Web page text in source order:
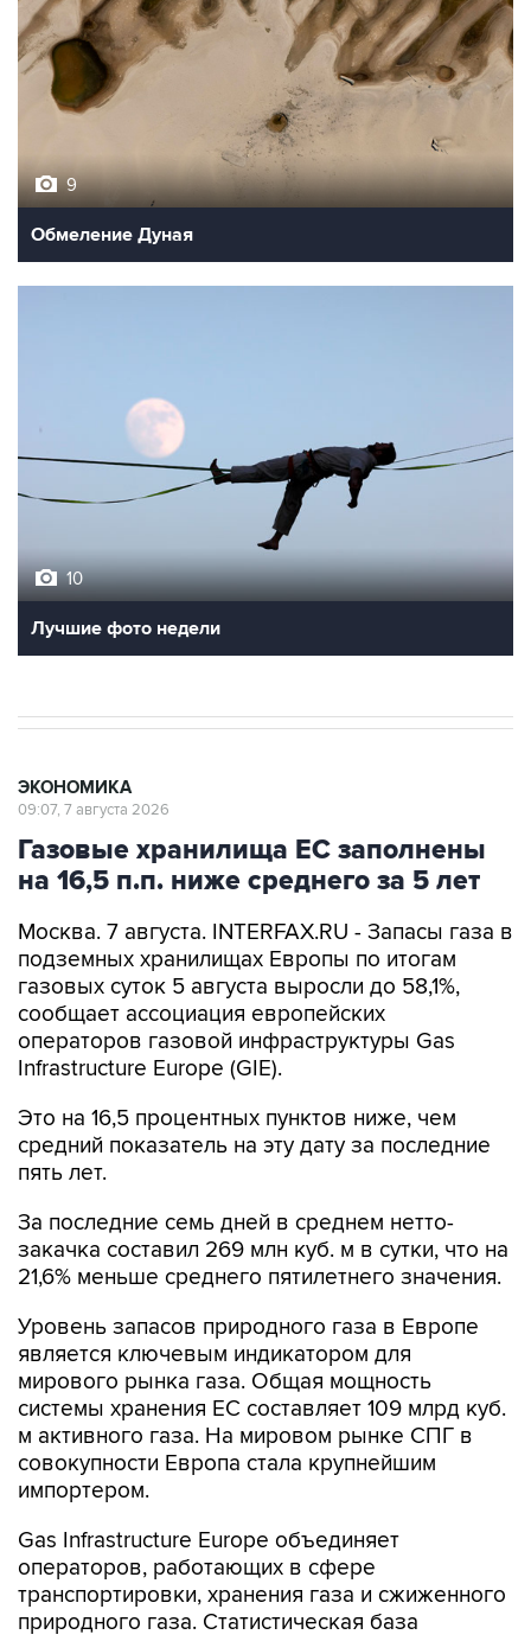
9
Обмеление Дуная
10
Лучшие фото недели
ЭКОНОМИКА
09:07, 7 августа 2026
Газовые хранилища ЕС заполнены
на 16,5 п.п. ниже среднего за 5 лет
Москва. 7 августа. INTERFAX.RU - Запасы газа в
подземных хранилищах Европы по итогам
газовых суток 5 августа выросли до 58,1%,
сообщает ассоциация европейских
операторов газовой инфраструктуры Gas
Infrastructure Europe (GIE).
Это на 16,5 процентных пунктов ниже, чем
средний показатель на эту дату за последние
пять лет.
За последние семь дней в среднем нетто-
закачка составил 269 млн куб. м в сутки, что на
21,6% меньше среднего пятилетнего значения.
Уровень запасов природного газа в Европе
является ключевым индикатором для
мирового рынка газа. Общая мощность
системы хранения ЕС составляет 109 млрд куб.
м активного газа. На мировом рынке СПГ в
совокупности Европа стала крупнейшим
импортером.
Gas Infrastructure Europe объединяет
операторов, работающих в сфере
транспортировки, хранения газа и сжиженного
природного газа. Статистическая база